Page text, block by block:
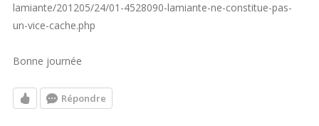
lamiante/201205/24/01-4528090-lamiante-ne-constitue-pas-
un-vice-cache.php
Bonne journée
Répondre